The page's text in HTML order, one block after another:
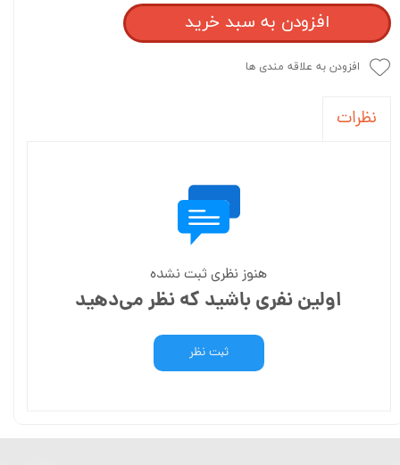
افزودن به سبد خرید
افزودن به علاقه مندی ها
نظرات
هنوز نظری ثبت نشده
اولین نفری باشید که نظر می‌دهید
ثبت نظر